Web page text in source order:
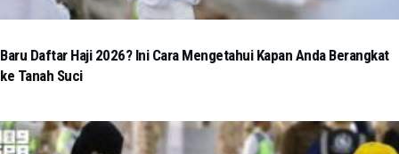
Baru Daftar Haji 2026? Ini Cara Mengetahui Kapan Anda Berangkat
ke Tanah Suci